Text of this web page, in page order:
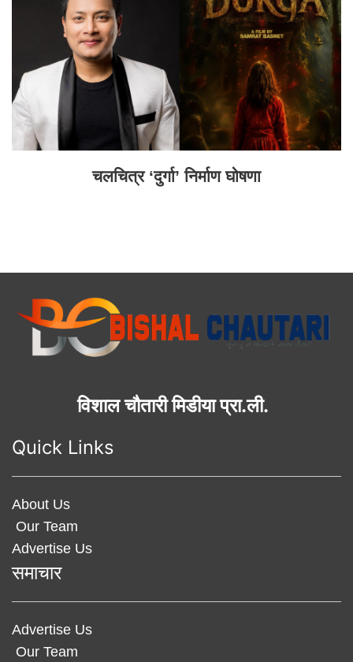
चलचित्र ‘दुर्गा’ निर्माण घोषणा
विशाल चौतारी मिडीया प्रा.ली.
Quick Links
About Us
Our Team
Advertise Us
समाचार
Advertise Us
Our Team